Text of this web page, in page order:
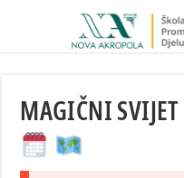
MAGIČNI